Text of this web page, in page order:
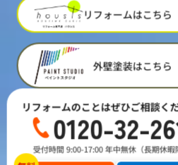
リフォームはこちら
外壁塗装はこちら
リフォームのことはぜひご相談く
0120-32-
受付時間 9:00-17:00 年中無休（長期休暇